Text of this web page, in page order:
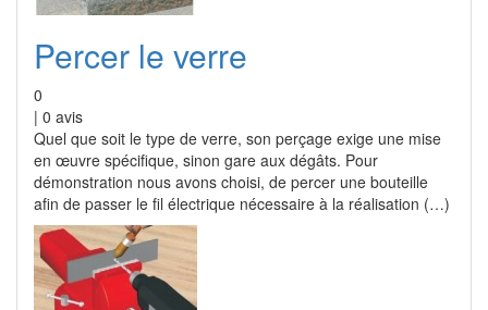
Percer le verre
0
| 0 avis
Quel que soit le type de verre, son perçage exige une mise
en œuvre spécifique, sinon gare aux dégâts. Pour
démonstration nous avons choisi, de percer une bouteille
afin de passer le fil électrique nécessaire à la réalisation (…)